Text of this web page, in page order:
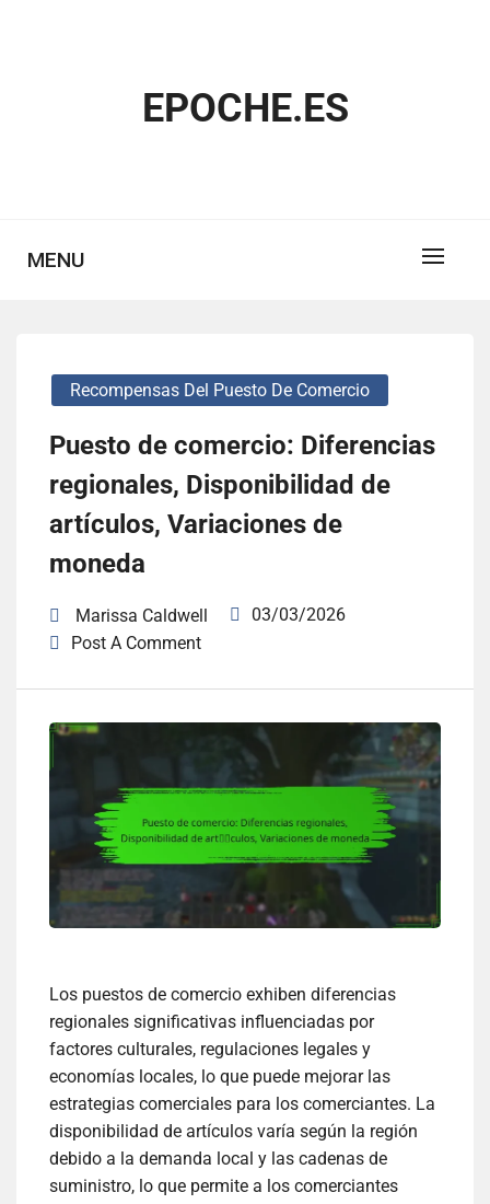
EPOCHE.ES
MENU
Recompensas Del Puesto De Comercio
Puesto de comercio: Diferencias
regionales, Disponibilidad de
artículos, Variaciones de
moneda
Marissa Caldwell
03/03/2026
Post A Comment
Los puestos de comercio exhiben diferencias
regionales significativas influenciadas por
factores culturales, regulaciones legales y
economías locales, lo que puede mejorar las
estrategias comerciales para los comerciantes. La
disponibilidad de artículos varía según la región
debido a la demanda local y las cadenas de
suministro, lo que permite a los comerciantes